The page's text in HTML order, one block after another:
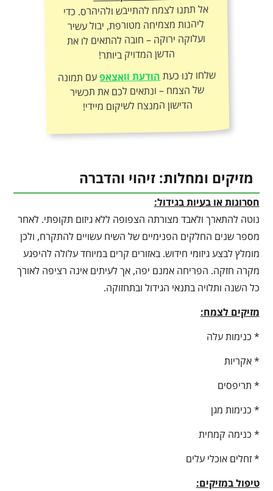
אל תתנו לצמח להתייבש ולהיהרס. כדי
ליהנות מצמיחה מטורפת, יבול עשיר
ועלוקה ירוקה – חובה להתאים לו את
הדשן המדויק ביותר!
שלחו לנו כעתהודעת וואצאפעם תמונה
של הצמח – ונתאים לכם את תכשיר
הדישון המנצח לשיקום מיידי!
מזיקים ומחלות: זיהוי והדברה
חסרונות או בעיות בגידול:
נוטה להתארך ולאבד מצורתה הצפופה ללא גיזום תקופתי. לאחר
מספר שנים החלקים הפנימיים של השיח עשויים להתקרח, ולכן
מומלץ לבצע גיזומי חידוש. באזורים קרים במיוחד עלולה להיפגע
מקרה חזקה. הפריחה אמנם יפה, אך לעיתים אינה רציפה לאורך
כל השנה ותלויה בתנאי הגידול ובתחזוקה.
מזיקים לצמח:
* כנימות עלה
* אקריות
* תריפסים
* כנימות מגן
* כנימה קמחית
* זחלים אוכלי עלים
טיפול במזיקים: